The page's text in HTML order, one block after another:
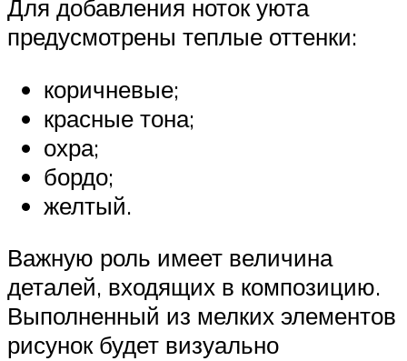
Для добавления ноток уюта
предусмотрены теплые оттенки:
коричневые;
красные тона;
охра;
бордо;
желтый.
Важную роль имеет величина
деталей, входящих в композицию.
Выполненный из мелких элементов
рисунок будет визуально